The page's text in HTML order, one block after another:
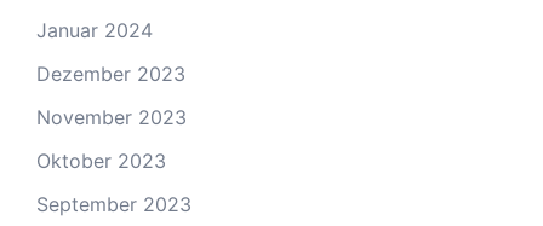
Januar 2024
Dezember 2023
November 2023
Oktober 2023
September 2023